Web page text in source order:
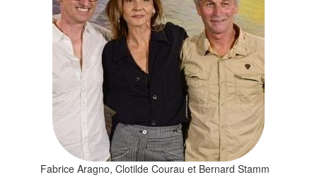
Fabrice Aragno, Clotilde Courau et Bernard Stamm